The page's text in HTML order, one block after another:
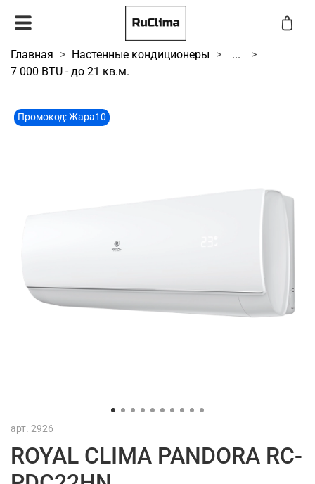
Главная Настенные кондиционеры
...
7 000 BTU - до 21 кв.м.
Промокод: Жара10
арт. 2926
ROYAL CLIMA PANDORA RC-